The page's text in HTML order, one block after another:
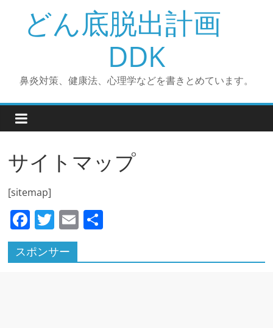
ッ
どん底脱出計画
DDK
鼻炎対策、健康法、心理学などを書きとめています。
サイトマップ
[sitemap]
F
a
c
T
w
itt
E
ai
スポンサー